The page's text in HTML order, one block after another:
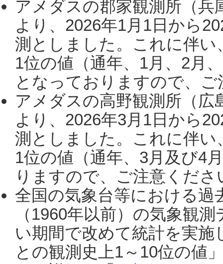
アメダスの郡家観測所（
より、2026年1月1日から
測としました。これに伴い
1位の値（通年、1月、2月
となっておりますので、
アメダスの高野観測所（
より、2026年3月1日から
測としました。これに伴い
1位の値（通年、3月及び4
りますので、ご注意くだ
全国の気象台等における過
（1960年以前）の気象観
い期間で改めて統計を実
との観測史上1～10位の値